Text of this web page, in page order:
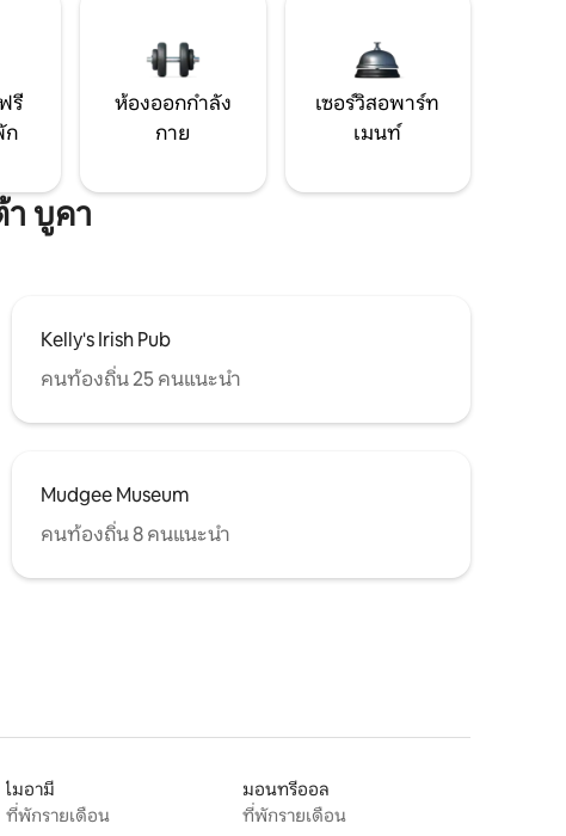
รี
ก
ห้องออกกำลัง
กาย
เซอร์วิสอพาร์ท
เมนท์
บูคา
Kelly's Irish Pub
คนท้องถิ่น 25 คนแนะนำ
Mudgee Museum
คนท้องถิ่น 8 คนแนะนำ
ไมอามี
ที่พักรายเดือน
มอนทรีออล
ที่พักรายเดือน